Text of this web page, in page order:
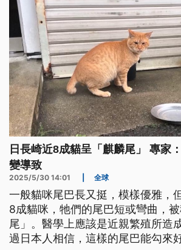
日長崎近8成貓呈「麒麟尾」 專家
變導致
2025/5/30 14:01 全球
一般貓咪尾巴長又挺，模樣優雅，
8成貓咪，牠們的尾巴短或彎曲，
尾」。醫學上應該是近親繁殖所造
過日本人相信，這樣的尾巴能勾來